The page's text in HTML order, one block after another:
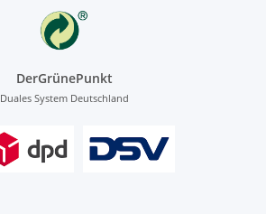
DerGrünePunkt
Duales System Deutschland